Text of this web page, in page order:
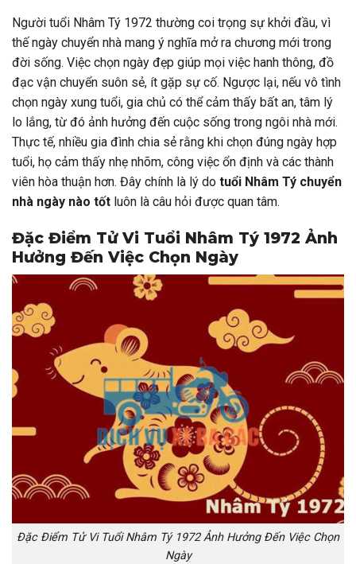
Người tuổi Nhâm Tý 1972 thường coi trọng sự khởi đầu, vì
thế ngày chuyển nhà mang ý nghĩa mở ra chương mới trong
đời sống. Việc chọn ngày đẹp giúp mọi việc hanh thông, đồ
đạc vận chuyển suôn sẻ, ít gặp sự cố. Ngược lại, nếu vô tình
chọn ngày xung tuổi, gia chủ có thể cảm thấy bất an, tâm lý
lo lắng, từ đó ảnh hưởng đến cuộc sống trong ngôi nhà mới.
Thực tế, nhiều gia đình chia sẻ rằng khi chọn đúng ngày hợp
tuổi, họ cảm thấy nhẹ nhõm, công việc ổn định và các thành
viên hòa thuận hơn. Đây chính là lý do tuổi Nhâm Tý chuyển
nhà ngày nào tốt luôn là câu hỏi được quan tâm.
Đặc Điểm Tử Vi Tuổi Nhâm Tý 1972 Ảnh
Hưởng Đến Việc Chọn Ngày
Đặc Điểm Tử Vi Tuổi Nhâm Tý 1972 Ảnh Hưởng Đến Việc Chọn
Ngày